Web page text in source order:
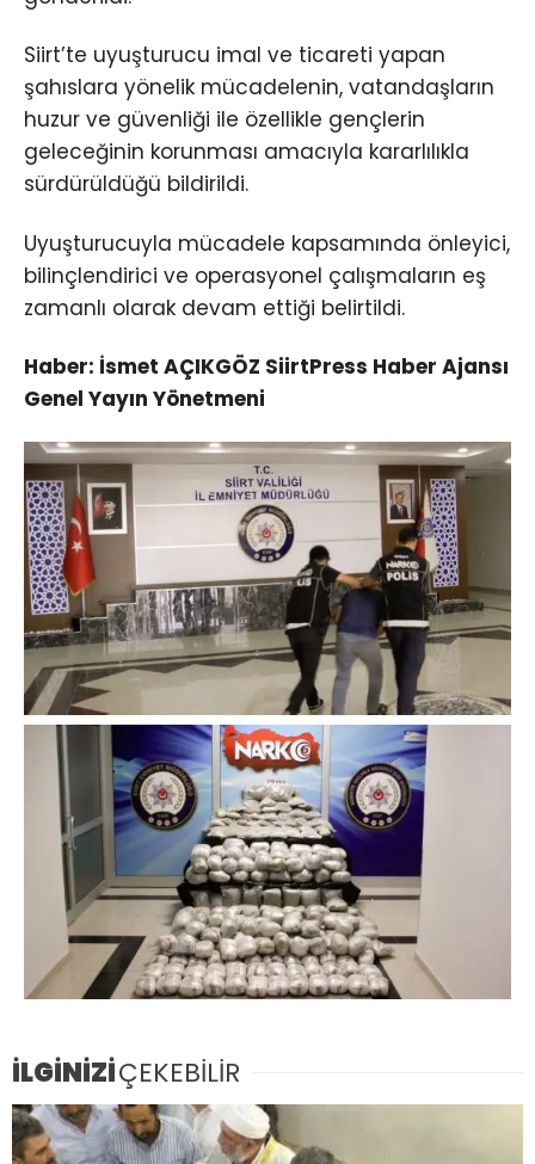
Siirt’te uyuşturucu imal ve ticareti yapan
şahıslara yönelik mücadelenin, vatandaşların
huzur ve güvenliği ile özellikle gençlerin
geleceğinin korunması amacıyla kararlılıkla
sürdürüldüğü bildirildi.
Uyuşturucuyla mücadele kapsamında önleyici,
bilinçlendirici ve operasyonel çalışmaların eş
zamanlı olarak devam ettiği belirtildi.
Haber: İsmet AÇIKGÖZ SiirtPress Haber Ajansı
Genel Yayın Yönetmeni
İLGİNİZİÇEKEBİLİR